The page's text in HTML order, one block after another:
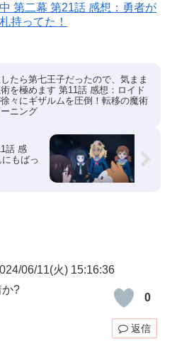
第二幕 第21話 感想：勇者が
持ってた！
たら第七王子だったので、気まま
を極めます 第11話 感想：ロイド
々にギザルムを圧倒！転移の魔術
ニング
話 感
もばっ
06/11(火) 15:16:36
0
か?
返信